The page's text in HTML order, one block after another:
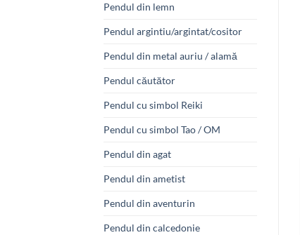
Pendul din lemn
Pendul argintiu/argintat/cositor
Pendul din metal auriu / alamă
Pendul căutător
Pendul cu simbol Reiki
Pendul cu simbol Tao / OM
Pendul din agat
Pendul din ametist
Pendul din aventurin
Pendul din calcedonie